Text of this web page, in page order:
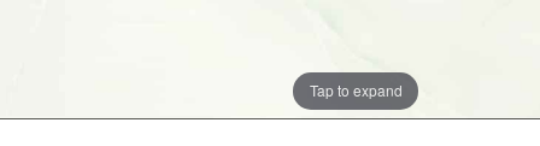
Tap to expand